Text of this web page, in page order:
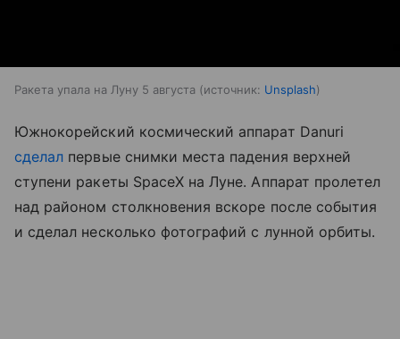
Ракета упала на Луну 5 августа источник: Unsplash
Южнокорейский космический аппарат Danuri
сделал первые снимки места падения верхней
ступени ракеты SpaceX на Луне. Аппарат пролетел
над районом столкновения вскоре после события
и сделал несколько фотографий с лунной орбиты.